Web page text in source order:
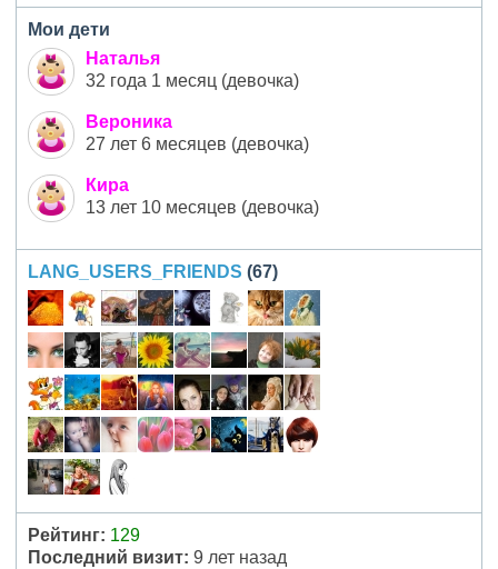
Мои дети
Наталья
32 года 1 месяц (девочка)
Вероника
27 лет 6 месяцев (девочка)
Кира
13 лет 10 месяцев (девочка)
LANG_USERS_FRIENDS (67)
Рейтинг: 129
Последний визит: 9 лет назад